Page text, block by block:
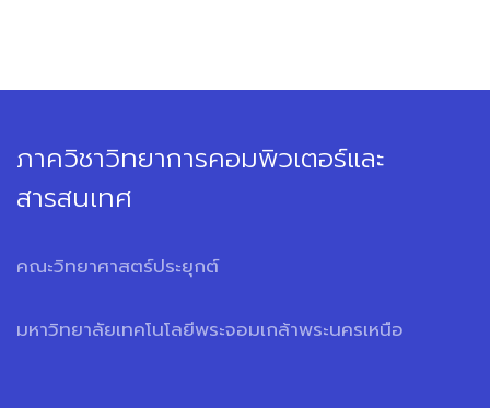
ภาควิชาวิทยาการคอมพิวเตอร์และ
สารสนเทศ
คณะวิทยาศาสตร์ประยุกต์
มหาวิทยาลัยเทคโนโลยีพระจอมเกล้าพระนครเหนือ